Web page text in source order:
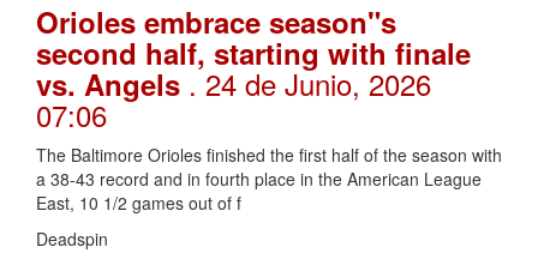
Orioles embrace season"s
second half, starting with finale
vs. Angels . 24 de Junio, 2026
07:06
The Baltimore Orioles finished the first half of the season with
a 38-43 record and in fourth place in the American League
East, 10 1/2 games out of f
Deadspin